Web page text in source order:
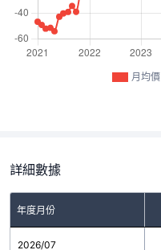
月均價
詳細數據
年度月份
2026/07